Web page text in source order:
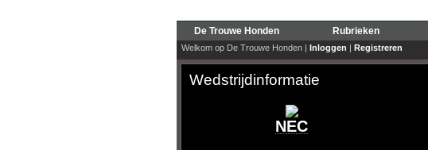
De Trouwe Honden Rubrieken
Welkom op De Trouwe Honden | Inloggen | Registreren
Wedstrijdinformatie
NEC